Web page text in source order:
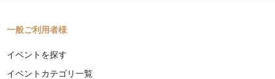
一般ご利用者様
イベントを探す
イベントカテゴリ一覧